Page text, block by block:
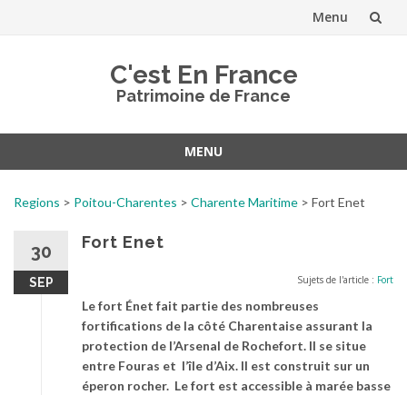
Menu
C'est En France
Patrimoine de France
MENU
Regions > Poitou-Charentes > Charente Maritime > Fort Enet
30
SEP
Fort Enet
Sujets de l'article : Fort
Le fort Énet fait partie des nombreuses
fortifications de la côté Charentaise assurant la
protection de l’Arsenal de Rochefort. Il se situe
entre Fouras et l’île d’Aix. Il est construit sur un
éperon rocher. Le fort est accessible à marée basse